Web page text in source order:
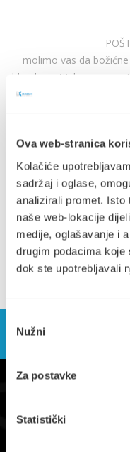
Ova web-stranica
Kolačiće
sadržaj i oglase,
analizirali promet. Isto
naše web-lokacije
medije, oglašavanje i
drugim podacima
dok ste upotrebljavali
pristanka
Nužni
Za postavke
Statistički
molimo vas da
blagdana, tijekom ovog
om u svrhu podizanja
Hvala!!!
Komunalno stari grad